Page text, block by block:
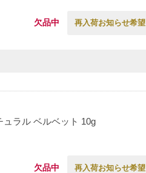
欠品中 再入荷お知らせ希望
ラル ベルベット 10g
欠品中 再入荷お知らせ希望